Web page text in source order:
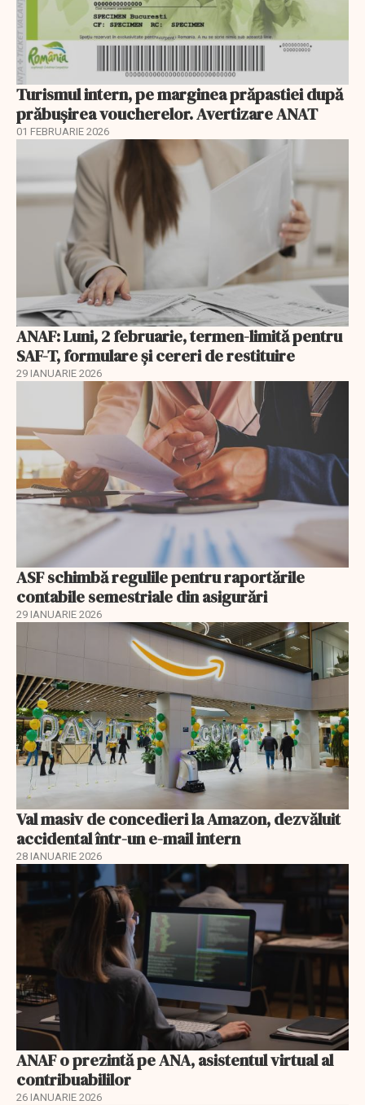
Turismul intern, pe marginea prăpastiei după
prăbușirea voucherelor. Avertizare ANAT
01 FEBRUARIE 2026
ANAF: Luni, 2 februarie, termen-limită pentru
SAF-T, formulare și cereri de restituire
29 IANUARIE 2026
ASF schimbă regulile pentru raportările
contabile semestriale din asigurări
29 IANUARIE 2026
Val masiv de concedieri la Amazon, dezvăluit
accidental într-un e-mail intern
28 IANUARIE 2026
ANAF o prezintă pe ANA, asistentul virtual al
contribuabililor
26 IANUARIE 2026